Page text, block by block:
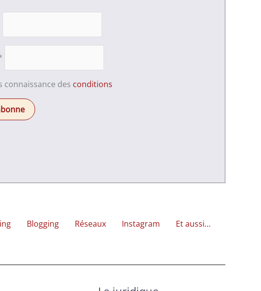
connaissance des conditions
Blogging Réseaux Instagram Et aussi…